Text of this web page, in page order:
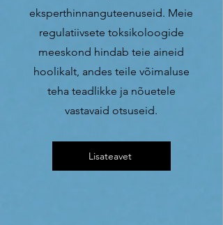
eksperthinnanguteenuseid. Meie
regulatiivsete toksikoloogide
meeskond hindab teie aineid
hoolikalt, andes teile võimaluse
teha teadlikke ja nõuetele
vastavaid otsuseid.
Lisateavet